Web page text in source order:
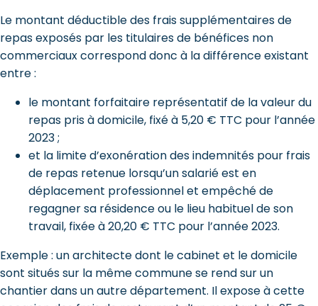
Le montant déductible des frais supplémentaires de
repas exposés par les titulaires de bénéfices non
commerciaux correspond donc à la différence existant
entre :
le montant forfaitaire représentatif de la valeur du
repas pris à domicile, fixé à 5,20 € TTC pour l’année
2023 ;
et la limite d’exonération des indemnités pour frais
de repas retenue lorsqu’un salarié est en
déplacement professionnel et empêché de
regagner sa résidence ou le lieu habituel de son
travail, fixée à 20,20 € TTC pour l’année 2023.
Exemple : un architecte dont le cabinet et le domicile
sont situés sur la même commune se rend sur un
chantier dans un autre département. Il expose à cette